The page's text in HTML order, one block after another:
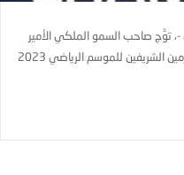
-، توًّج صاحب السمو الملكي الأمير
محمد بن سلمان فريق الهلال بكأس خادم الحرمين الشريفين للموسم الرياضي 2023